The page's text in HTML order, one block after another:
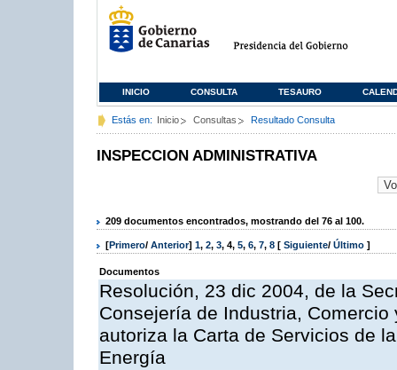
INICIO CONSULTA TESAURO
Estás en: Inicio Consultas Resultado Consulta
INSPECCION ADMINISTRATIVA
209 documentos encontrados, mostrando del 76 al 100.
[Primero/ Anterior] 1, 2, 3, 4, 5, 6, 7, 8 [ Siguiente/ Último ]
Documentos
Resolución, 23 dic 2004, de la
Consejería de Industria,
autoriza la Carta de Servicios de
Energía